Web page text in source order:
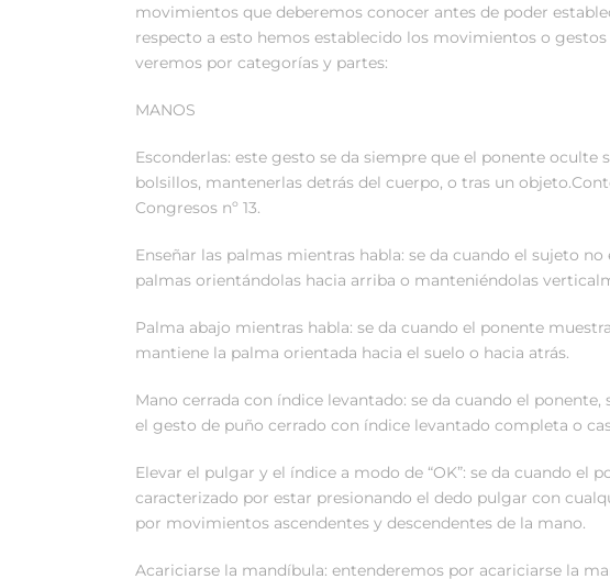
movimientos que deberemos conocer antes de poder
respecto a esto hemos establecido los movimientos o
veremos por categorías y partes:
MANOS
Esconderlas: este gesto se da siempre que el ponente oculte
bolsillos, mantenerlas detrás del cuerpo, o tras un
Congresos nº 13.
Enseñar las palmas mientras habla: se da cuando el sujeto
palmas orientándolas hacia arriba o manteniéndolas
Palma abajo mientras habla: se da cuando el ponente
mantiene la palma orientada hacia el suelo o hacia atrás.
Mano cerrada con índice levantado: se da cuando el
el gesto de puño cerrado con índice levantado completa o
Elevar el pulgar y el índice a modo de “OK”: se da cuando el
caracterizado por estar presionando el dedo pulgar con
por movimientos ascendentes y descendentes de la mano.
Acariciarse la mandíbula: entenderemos por acariciarse la